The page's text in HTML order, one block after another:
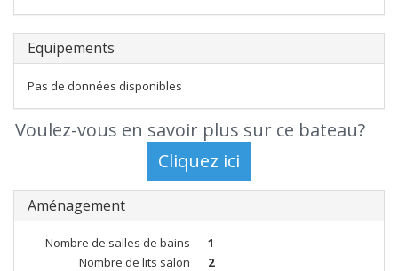
Equipements
Pas de données disponibles
Voulez-vous en savoir plus sur ce bateau?
Aménagement
Nombre de salles de bains
1
Nombre de lits salon
2